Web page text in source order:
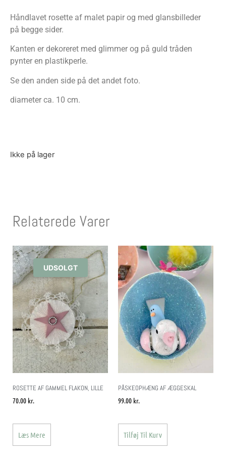
Håndlavet rosette af malet papir og med glansbilleder
på begge sider.
Kanten er dekoreret med glimmer og på guld tråden
pynter en plastikperle.
Se den anden side på det andet foto.
diameter ca. 10 cm.
Ikke på lager
Relaterede Varer
UDSOLGT
ROSETTE AF GAMMEL FLAKON, LILLE
70.00 kr.
Læs Mere
PÅSKEOPHÆNG AF ÆGGESKAL
99.00 kr.
Tilføj Til Kurv